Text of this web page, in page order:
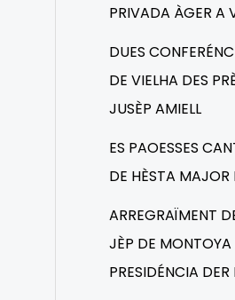
PRIVADA ÀGER A
DUES
DE VIELHA DES
JUSÈP AMIELL
ES PAOESSES
DE HÈSTA MAJOR
ARREGRAÏMENT
JÈP DE MONTOYA
PRESIDÉNCIA